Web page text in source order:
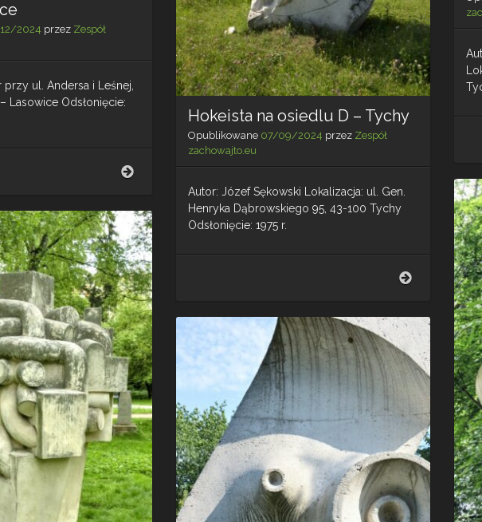
2024 przez Zespół
przy ul. Andersa i Leśnej,
Lasowice Odsłonięcie:
–
Tarnowskie
Góry
Lasowice
Hokeista na osiedlu D – Tychy
Opublikowane 07/09/2024 przez Zespół
zachowajto.eu
Autor: Józef Sękowski Lokalizacja: ul. Gen.
Henryka Dąbrowskiego 95, 43-100 Tychy
Odsłonięcie: 1975 r.
Hokeista
D
–
Tychy